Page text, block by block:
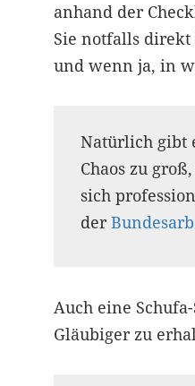
anhand der
Sie notfalls
und wenn ja, in
Natürlich gibt
Chaos zu
sich
der
Auch eine
Gläubiger zu